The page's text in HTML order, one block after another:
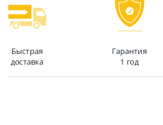
Быстрая
доставка
Гарантия
1 год